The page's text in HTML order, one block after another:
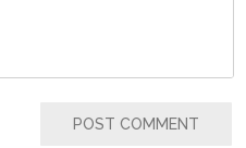
POST COMMENT